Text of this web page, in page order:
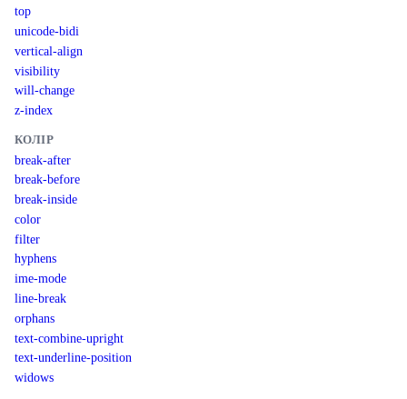
top
unicode-bidi
vertical-align
visibility
will-change
z-index
КОЛІР
break-after
break-before
break-inside
color
filter
hyphens
ime-mode
line-break
orphans
text-combine-upright
text-underline-position
widows